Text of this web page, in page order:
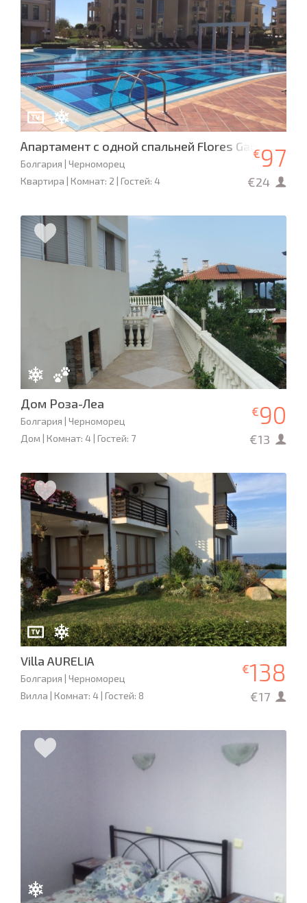
Апартамент с одной спальней Flores Garden
Болгария | Черноморец
Квартира | Комнат: 2 | Гостей: 4
€97
€24
Дом Роза-Леа
Болгария | Черноморец
Дом | Комнат: 4 | Гостей: 7
€90
€13
Villa AURELIA
Болгария | Черноморец
Вилла | Комнат: 4 | Гостей: 8
€138
€17